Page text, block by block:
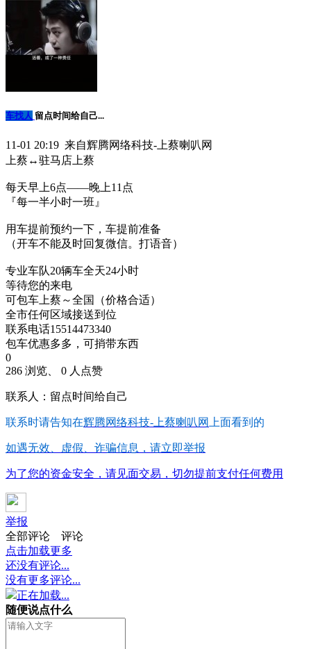
车找人 留点时间给自己...
11-01 20:19 来自辉腾网络科技-上蔡喇叭网
上蔡↔️驻马店上蔡
每天早上6点——晚上11点
『每一半小时一班』
用车提前预约一下，车提前准备
（开车不能及时回复微信。打语音）
专业车队20辆车全天24小时
等待您的来电
可包车上蔡～全国（价格合适）
全市任何区域接送到位
联系电话15514473340
包车优惠多多，可捎带东西
0
286 浏览、 0 人点赞
联系人：留点时间给自己
联系时请告知在辉腾网络科技-上蔡喇叭网 上面看到的
如遇无效、虚假、诈骗信息，请立即举报
为了您的资金安全，请见面交易，切勿提前支付任何费用
举报
全部评论
评论
点击加载更多
还没有评论...
没有更多评论...
正在加载...
随便说点什么